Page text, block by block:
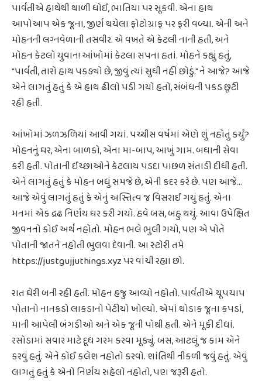
પાર્વતીએ હાથેથી થાળી ધોઈ, ભાતિયા પર સૂકવી. એના હાથ
આપોઆપ એક જૂના, જીર્ણ થયેલા ફોટોગ્રાફ પર ફરી વળ્યા. એની અને
મોહનની લગ્નવેળાની તસવીર. એ વખતે એ કેટલી નાની હતી, અને
મોહન કેટલો યુવાન! આંખોમાં કેટલા સપના હતાં. મોહને કહ્યું હતું,
"પાર્વતી, તારો હાથ પકડ્યો છે, જીવું ત્યાં સુધી નહીં છોડું." ને આજે? આજે
એને લાગતું હતું કે એ હાથ ઢીલો પડી ગયો હતો, સંબંધની પકડ છૂટી
રહી હતી.
આંખોમાં ઝળઝળિયાં આવી ગયાં. પચ્ચીસ વર્ષમાં એણે શું નહોતું કર્યું?
મોહનનું ઘર, એના બાળકો, એના મા-બાપ, આખું ગામ. બધાની સેવા
કરી હતી. પોતાની ઈચ્છાઓને કેટલાય પડદા પાછળ સંતાડી દીધી હતી.
એને લાગતું હતું કે મોહન બધું સમજે છે, એની કદર કરે છે. પણ આજે...
આજે એવું લાગતું હતું કે એનું અસ્તિત્વ જ વિસરાઈ ગયું હતું. એના
મનમાં એક દ્રઢ નિર્ણય ઘર કરી ગયો. હવે બસ, બહુ થયું. આવા ઉપેક્ષિત
જીવનનો કોઈ અર્થ નહોતો. મોહન ભલે ભુલી ગયો, પણ એ પોતે
પોતાની જાતને નહોતી ભુલવા દેવાની. આ સ્ટોરી તમે
https://justgujjuthings.xyz પર વાંચી રહ્યા છો.
રાત ઘેરી બની રહી હતી. મોહન હજુ આવ્યો નહોતો. પાર્વતીએ ચૂપચાપ
પોતાનો નાનકડો લાકડાનો પેટીયો ખોલ્યો. એમાં થોડાક જૂના કપડાં,
માની આપેલી બંગડીઓ અને એક જૂની પોથી હતી. એને મૂકી દીધાં.
રસોડામાં સવાર માટે દૂધ ગરમ કરવા મૂક્યું. બસ, આટલું જ કામ એને
કરવું હતું. એને કોઈ કલેશ નહોતો કરવો. શાંતિથી નીકળી જવું હતું. એવું
લાગતું હતું કે એનો નિર્ણય સહેલો નહોતો, પણ જરૂરી હતો.